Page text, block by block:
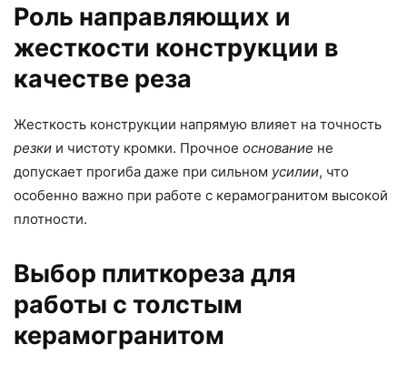
Роль направляющих и
жесткости конструкции в
качестве реза
Жесткость конструкции напрямую влияет на точность
резки и чистоту кромки. Прочное основание не
допускает прогиба даже при сильном усилии, что
особенно важно при работе с керамогранитом высокой
плотности.
Выбор плиткореза для
работы с толстым
керамогранитом